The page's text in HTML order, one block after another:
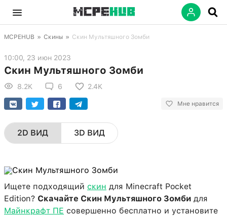
MCPEHUB » Скины » Скин Мультяшного Зомби
10:00, 23 июн 2023
Скин Мультяшного Зомби
8.2K 6 2.4K
Мне нравится
2D ВИД 3D ВИД
Ищете подходящий скин для Minecraft Pocket
Edition? Скачайте Скин Мультяшного Зомби для
Майнкрафт ПЕ совершенно бесплатно и установите